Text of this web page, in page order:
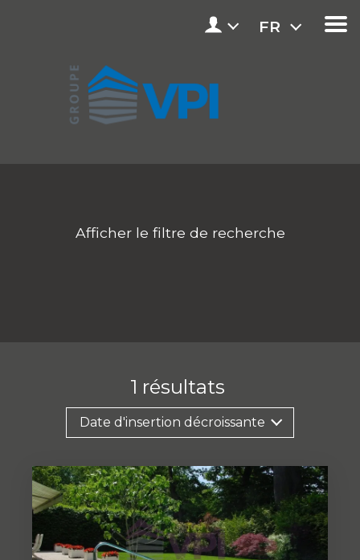
FR
Afficher le filtre de recherche
1 résultats
Date d'insertion décroissante